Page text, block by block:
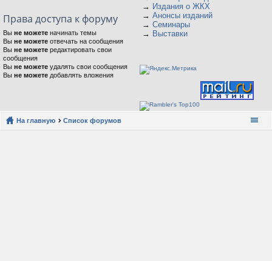
Права доступа к форуму
Вы не можете начинать темы
Вы не можете отвечать на сообщения
Вы не можете редактировать свои
сообщения
Вы не можете удалять свои сообщения
Вы не можете добавлять вложения
→ Издания о ЖКХ
→ Анонсы изданий
→ Семинары
→ Выставки
На главную Список форумов